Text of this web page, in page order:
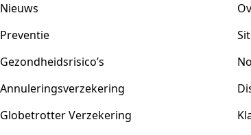
Nieuws
Preventie
Gezondheidsrisico’s
Annuleringsverzekering
Globetrotter Verzekering